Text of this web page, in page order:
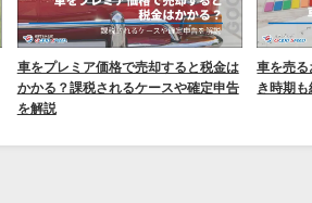
車をプレミア価格で売却すると税金は
かかる？課税されるケースや確定申告
を解説
車を売
き時期も